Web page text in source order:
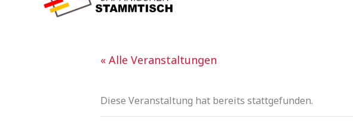
« Alle Veranstaltungen
Diese Veranstaltung hat bereits stattgefunden.